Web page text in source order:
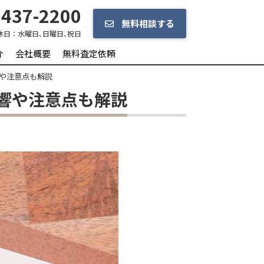
2200
日： 水曜日､日曜日､祝日
無料相談する
会社概要 無料査定依頼
注意点も解説
や注意点も解説